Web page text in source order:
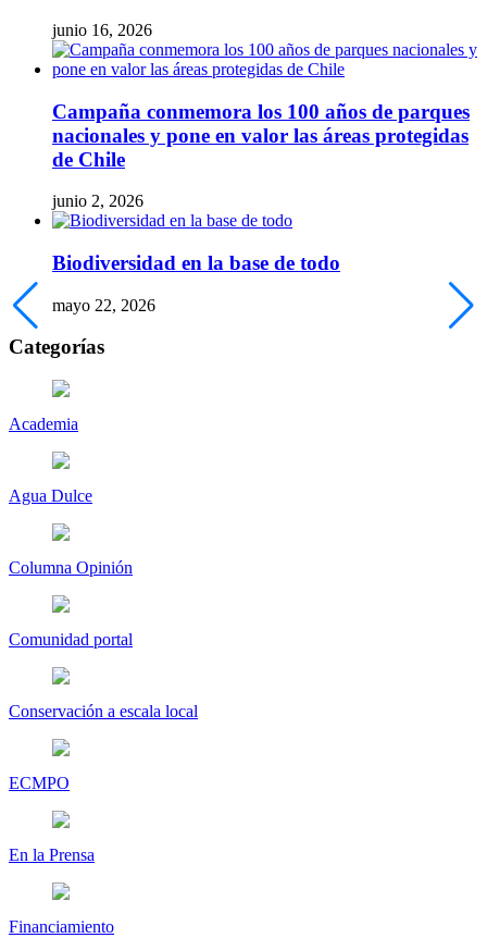
junio 16, 2026
Campaña conmemora los 100 años de parques
nacionales y pone en valor las áreas protegidas
de Chile
junio 2, 2026
Biodiversidad en la base de todo
mayo 22, 2026
Categorías
Academia
Agua Dulce
Columna Opinión
Comunidad portal
Conservación a escala local
ECMPO
En la Prensa
Financiamiento